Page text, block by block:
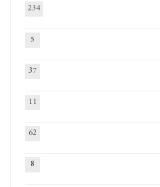
234
5
37
11
62
8